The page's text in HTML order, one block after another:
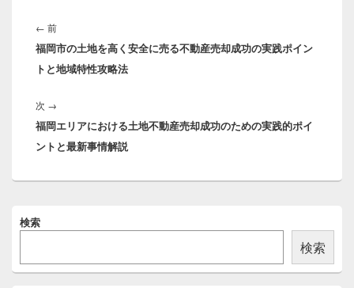
稿
ナ
ビ
ゲ
シ
ョ
ン
← 前前
の
投
福岡市の土地を高く安全に売る不動産売却成功の実践ポイン
トと地域特性攻略法
次 →
の
投
福岡エリアにおける土地不動産売却成功のための実践的ポイ
ントと最新事情解説
イ
イ
検索
検索